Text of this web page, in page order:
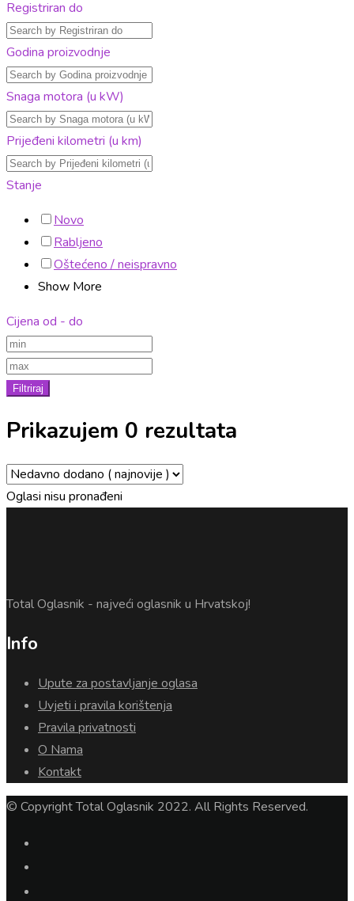
Registriran do
Godina proizvodnje
Snaga motora (u kW)
Prijeđeni kilometri (u km)
Stanje
Novo
Rabljeno
Oštećeno / neispravno
Show More
Cijena od - do
Filtriraj
Prikazujem 0 rezultata
Oglasi nisu pronađeni
Total Oglasnik - najveći oglasnik u Hrvatskoj!
Info
Upute za postavljanje oglasa
Uvjeti i pravila korištenja
Pravila privatnosti
O Nama
Kontakt
© Copyright Total Oglasnik 2022. All Rights Reserved.